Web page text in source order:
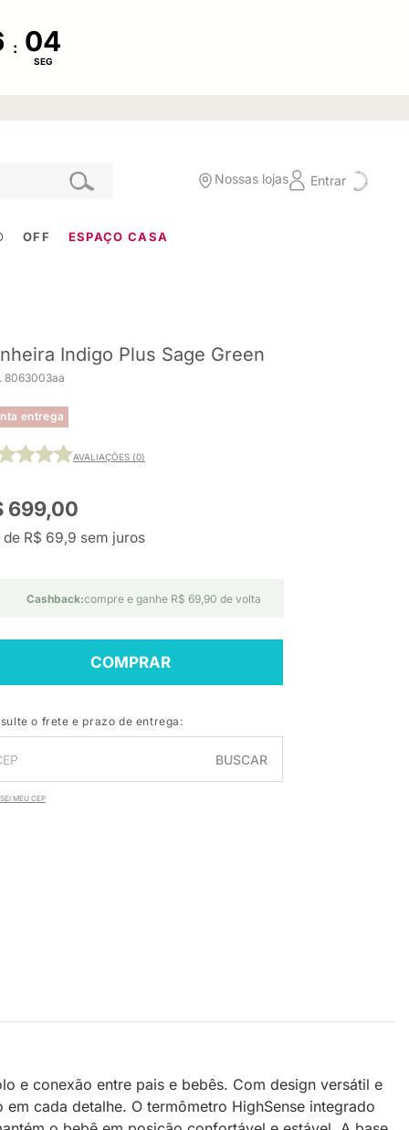
:
SEG
Nossas lojas Entrar
OFF ESPAÇO CASA
Indigo Plus Sage Green
8063003aa
entrega
AVALIAÇÕES (0)
699,00
de R$ 69,9 sem juros
Cashback:compre e ganhe R$ 69,90 de volta
COMPRAR
o frete e prazo de entrega:
BUSCAR
MEU CEP
e conexão entre pais e bebês. Com design versátil e
cada detalhe. O termômetro HighSense integrado